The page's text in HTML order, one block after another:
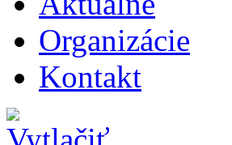
Organizácie
Kontakt